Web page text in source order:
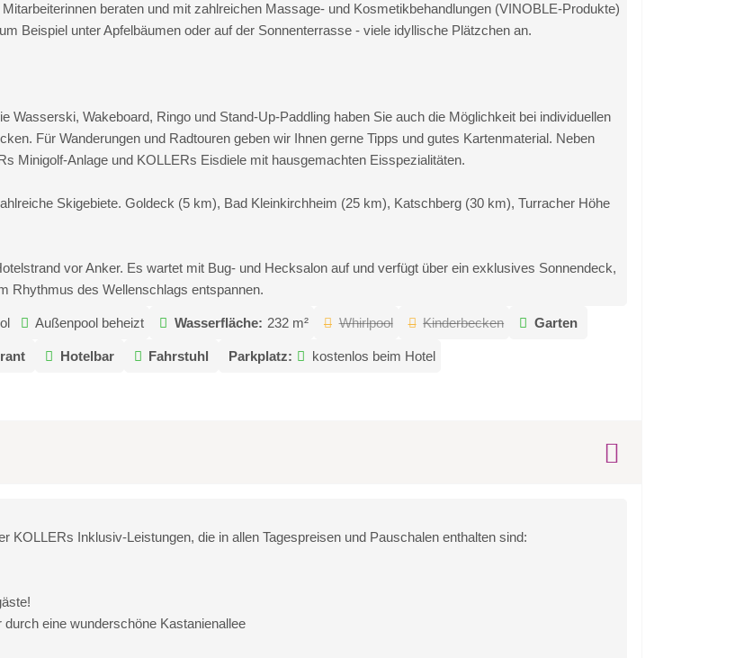
beraten und mit zahlreichen Massage- und Kosmetikbehandlungen (VINOBLE-Produkte)
Beispiel unter Apfelbäumen oder auf der Sonnenterrasse - viele idyllische Plätzchen an.
Wakeboard, Ringo und Stand-Up-Paddling haben Sie auch die Möglichkeit bei individuellen
Für Wanderungen und Radtouren geben wir Ihnen gerne Tipps und gutes Kartenmaterial. Neben
Minigolf-Anlage und KOLLERs Eisdiele mit hausgemachten Eisspezialitäten.
Skigebiete. Goldeck (5 km), Bad Kleinkirchheim (25 km), Katschberg (30 km), Turracher Höhe
vor Anker. Es wartet mit Bug- und Hecksalon auf und verfügt über ein exklusives Sonnendeck,
Rhythmus des Wellenschlags entspannen.
Außenpool beheizt Wasserfläche: 232 m² Whirlpool Kinderbecken Garten
Hotelbar Fahrstuhl Parkplatz: kostenlos beim Hotel
Inklusiv-Leistungen, die in allen Tagespreisen und Pauschalen enthalten sind:
eine wunderschöne Kastanienallee